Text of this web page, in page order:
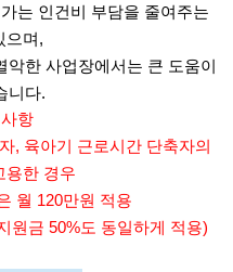
는 인건비 부담을 줄여주는
으며,
악한 사업장에서는 큰 도움이
니다.
항
, 육아기 근로시간 단축자의
용한 경우
월 120만원 적용
원금 50%도 동일하게 적용)